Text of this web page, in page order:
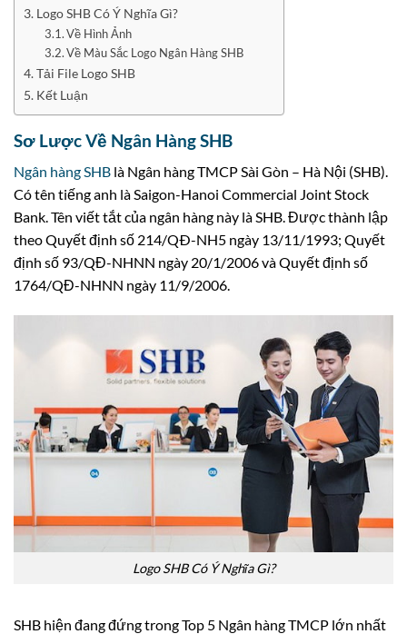
Logo SHB Có Ý Nghĩa Gì?
Về Hình Ảnh
Về Màu Sắc Logo Ngân Hàng SHB
Tải File Logo SHB
Kết Luận
Sơ Lược Về Ngân Hàng SHB
Ngân hàng SHB là Ngân hàng TMCP Sài Gòn – Hà Nội (SHB).
Có tên tiếng anh là Saigon-Hanoi Commercial Joint Stock
Bank. Tên viết tắt của ngân hàng này là SHB. Được thành lập
theo Quyết định số 214/QÐ-NH5 ngày 13/11/1993; Quyết
định số 93/QĐ-NHNN ngày 20/1/2006 và Quyết định số
1764/QĐ-NHNN ngày 11/9/2006.
Logo SHB Có Ý Nghĩa Gì?
SHB hiện đang đứng trong Top 5 Ngân hàng TMCP lớn nhất